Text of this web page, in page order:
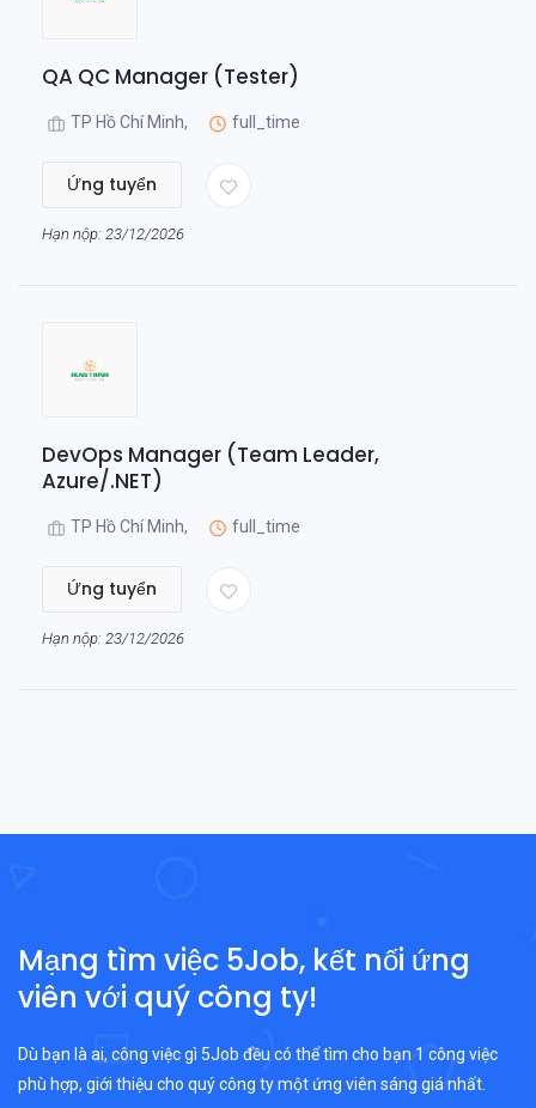
QA QC Manager (Tester)
TP Hồ Chí Minh, full_time
Ứng tuyển
Hạn nộp: 23/12/2026
DevOps Manager (Team Leader,
Azure/.NET)
TP Hồ Chí Minh, full_time
Ứng tuyển
Hạn nộp: 23/12/2026
Mạng tìm việc 5Job, kết nối ứng
viên với quý công ty!
Dù bạn là ai, công việc gì 5Job đều có thể tìm cho bạn 1 công việc
phù hợp, giới thiệu cho quý công ty một ứng viên sáng giá nhất.